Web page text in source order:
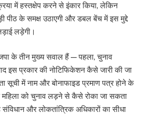
में हस्तक्षेप करने से इंकार किया, लेकिन
पीठ के समक्ष उठाएगी और डबल बेंच में इस मुद्दे
लड़ेगी।
के तीन मुख्य सवाल हैं — पहला, चुनाव
इस प्रकार की नोटिफिकेशन कैसे जारी की जा
सूची में नाम और बोनाफाइड प्रमाण पत्र होने के
को चुनाव लड़ने से कैसे रोका जा सकता
और लोकतांत्रिक अधिकारों का सीधा